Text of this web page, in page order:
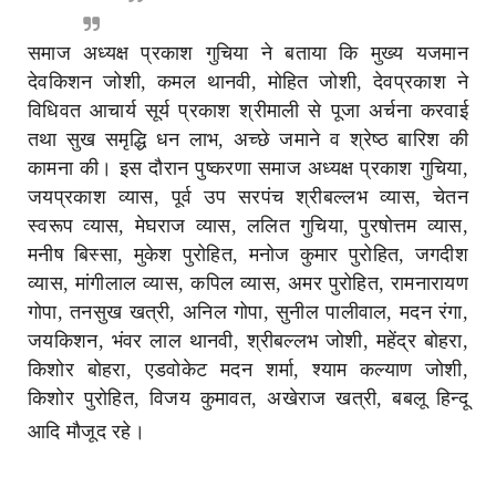
समाज अध्यक्ष प्रकाश गुचिया ने बताया कि मुख्य यजमान
देवकिशन जोशी, कमल थानवी, मोहित जोशी, देवप्रकाश ने
विधिवत आचार्य सूर्य प्रकाश श्रीमाली से पूजा अर्चना करवाई
तथा सुख समृद्धि धन लाभ, अच्छे जमाने व श्रेष्ठ बारिश की
कामना की। इस दौरान पुष्करणा समाज अध्यक्ष प्रकाश गुचिया,
जयप्रकाश व्यास, पूर्व उप सरपंच श्रीबल्लभ व्यास, चेतन
स्वरूप व्यास, मेघराज व्यास, ललित गुचिया, पुरषोत्तम व्यास,
मनीष बिस्सा, मुकेश पुरोहित, मनोज कुमार पुरोहित, जगदीश
व्यास, मांगीलाल व्यास, कपिल व्यास, अमर पुरोहित, रामनारायण
गोपा, तनसुख खत्री, अनिल गोपा, सुनील पालीवाल, मदन रंगा,
जयकिशन, भंवर लाल थानवी, श्रीबल्लभ जोशी, महेंद्र बोहरा,
किशोर बोहरा, एडवोकेट मदन शर्मा, श्याम कल्याण जोशी,
किशोर पुरोहित, विजय कुमावत, अखेराज खत्री, बबलू हिन्दू
आदि मौजूद रहे।